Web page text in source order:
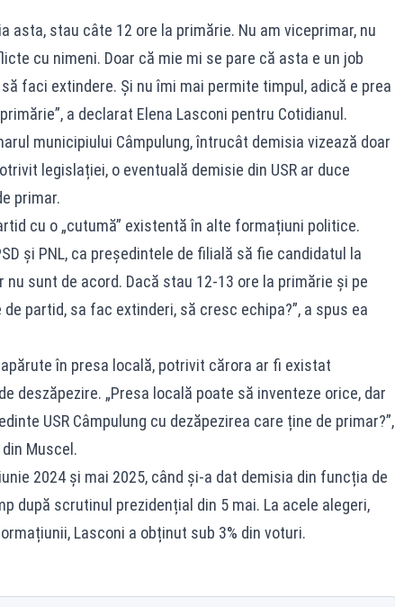
asta, stau câte 12 ore la primărie. Nu am viceprimar, nu
cu nimeni. Doar că mie mi se pare că asta e un job
faci extindere. Și nu îmi mai permite timpul, adică e prea
a declarat Elena Lasconi pentru Cotidianul.
municipiului Câmpulung, întrucât demisia vizează doar
legislației, o eventuală demisie din USR ar duce
primar.
cu o „cutumă” existentă în alte formațiuni politice.
și PNL, ca președintele de filială să fie candidatul la
sunt de acord. Dacă stau 12-13 ore la primărie și pe
partid, sa fac extinderi, să cresc echipa?”, a spus ea
în presa locală, potrivit cărora ar fi existat
deszăpezire. „Presa locală poate să inventeze orice, dar
USR Câmpulung cu dezăpezirea care ține de primar?”,
Muscel.
2024 și mai 2025, când și-a dat demisia din funcția de
după scrutinul prezidențial din 5 mai. La acele alegeri,
Lasconi a obținut sub 3% din voturi.